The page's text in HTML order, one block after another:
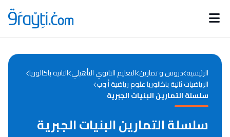
Catégories
d'actualités
Annonces bourses
الرئيسية دروس و تمارين التعليم الثانوي التأهيلي الثانية باكالوريا
الرياضيات ثانية باكالوريا علوم رياضية أ وب
سلسلة التمارين البنيات الجبرية
سلسلة التمارين البنيات الجبرية